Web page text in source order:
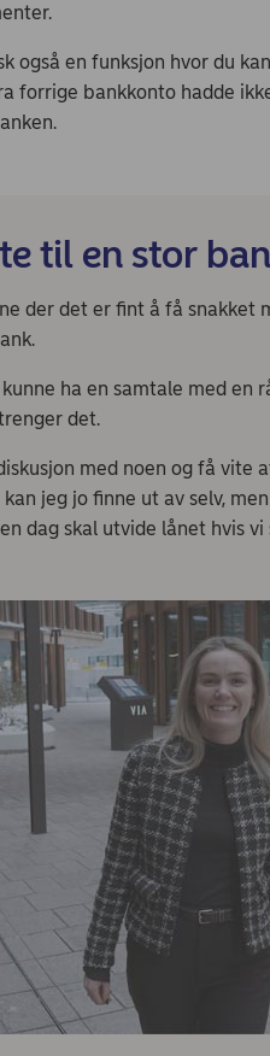
også en funksjon hvor du
forrige bankkonto hadde
til en stor
der det er fint å få
ha en samtale med en
det.
med noen og få vite
jeg jo finne ut av selv,
dag skal utvide lånet hvis